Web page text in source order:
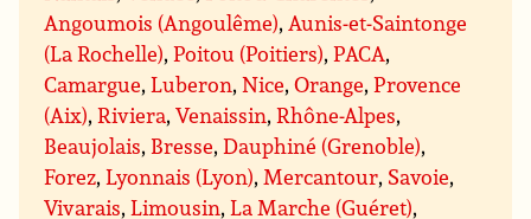
Angoumois (Angoulême), Aunis-et-Saintonge
(La Rochelle),Poitou (Poitiers),PACA,
Camargue,Luberon,Nice,Orange,Provence
(Aix),Riviera,Venaissin,Rhône-Alpes,
Beaujolais, Bresse,Dauphiné (Grenoble),
Forez,Lyonnais (Lyon), Mercantour, Savoie,
Vivarais,Limousin,La Marche (Guéret),